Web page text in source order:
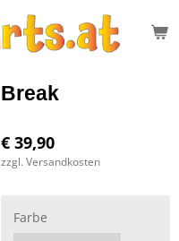
Break
€ 39,90
zzgl. Versandkosten
Farbe